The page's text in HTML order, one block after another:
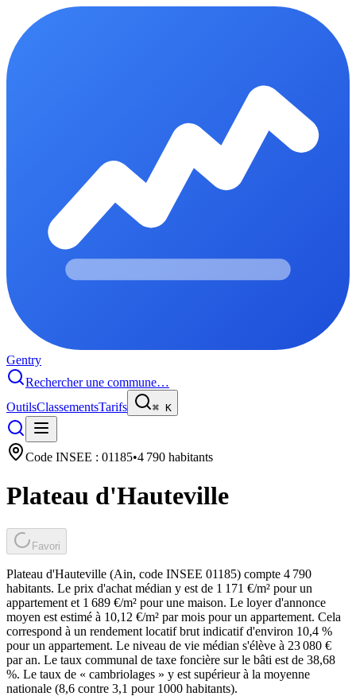
Gentry
Rechercher une commune…
OutilsClassementsTarifs ⌘ K
Code INSEE : 01185•4 790 habitants
Plateau d'Hauteville
Favori
Plateau d'Hauteville (Ain, code INSEE 01185) compte 4 790
habitants. Le prix d'achat médian y est de 1 171 €/m² pour un
appartement et 1 689 €/m² pour une maison. Le loyer d'annonce
moyen est estimé à 10,12 €/m² par mois pour un appartement. Cela
correspond à un rendement locatif brut indicatif d'environ 10,4 %
pour un appartement. Le niveau de vie médian s'élève à 23 080 €
par an. Le taux communal de taxe foncière sur le bâti est de 38,68
%. Le taux de « cambriolages » y est supérieur à la moyenne
nationale (8,6 contre 3,1 pour 1000 habitants).